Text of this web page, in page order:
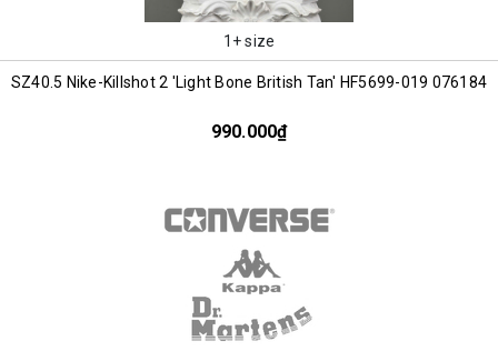
1+ size
SZ40.5 Nike-Killshot 2 'Light Bone British Tan' HF5699-019 076184
990.000₫